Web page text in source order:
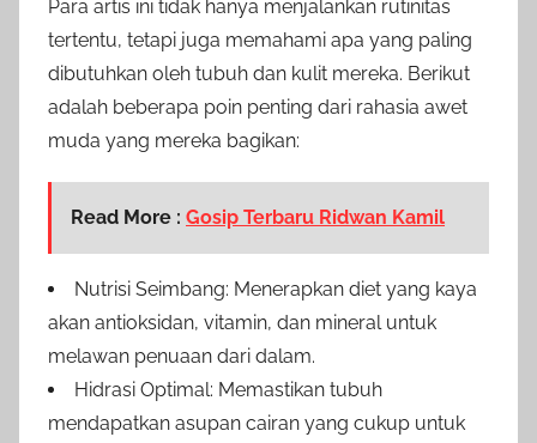
Para artis ini tidak hanya menjalankan rutinitas
tertentu, tetapi juga memahami apa yang paling
dibutuhkan oleh tubuh dan kulit mereka. Berikut
adalah beberapa poin penting dari rahasia awet
muda yang mereka bagikan:
Read More : Gosip Terbaru Ridwan Kamil
Nutrisi Seimbang: Menerapkan diet yang kaya
akan antioksidan, vitamin, dan mineral untuk
melawan penuaan dari dalam.
Hidrasi Optimal: Memastikan tubuh
mendapatkan asupan cairan yang cukup untuk